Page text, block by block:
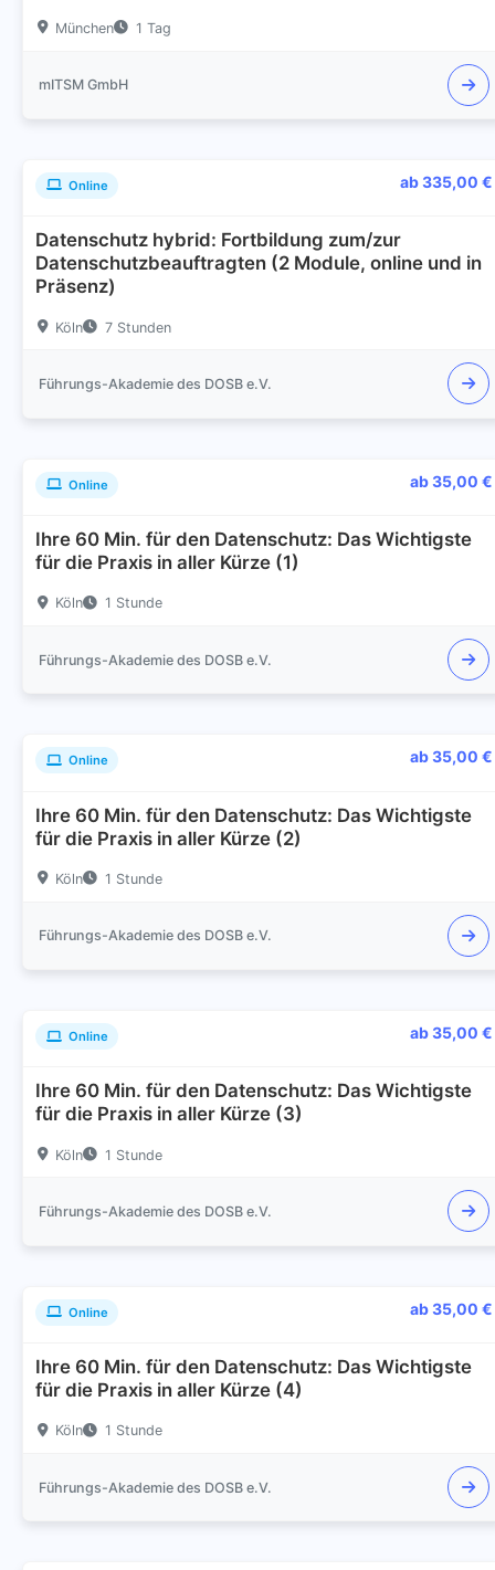
München 1 Tag
mITSM GmbH
Online ab 335,00 €
Datenschutz hybrid: Fortbildung zum/zur
Datenschutzbeauftragten (2 Module, online und in
Präsenz)
Köln 7 Stunden
Führungs-Akademie des DOSB e.V.
Online ab 35,00 €
Ihre 60 Min. für den Datenschutz: Das Wichtigste
für die Praxis in aller Kürze (1)
Köln 1 Stunde
Führungs-Akademie des DOSB e.V.
Online ab 35,00 €
Ihre 60 Min. für den Datenschutz: Das Wichtigste
für die Praxis in aller Kürze (2)
Köln 1 Stunde
Führungs-Akademie des DOSB e.V.
Online ab 35,00 €
Ihre 60 Min. für den Datenschutz: Das Wichtigste
für die Praxis in aller Kürze (3)
Köln 1 Stunde
Führungs-Akademie des DOSB e.V.
Online ab 35,00 €
Ihre 60 Min. für den Datenschutz: Das Wichtigste
für die Praxis in aller Kürze (4)
Köln 1 Stunde
Führungs-Akademie des DOSB e.V.